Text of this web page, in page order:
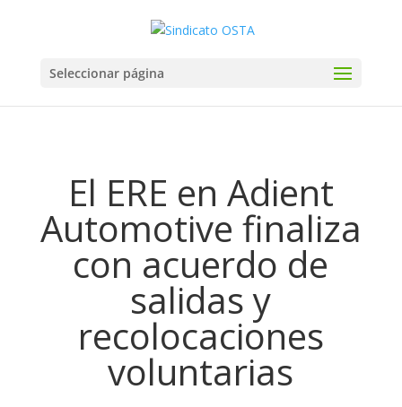
Seleccionar página
El ERE en Adient
Automotive finaliza
con acuerdo de
salidas y
recolocaciones
voluntarias